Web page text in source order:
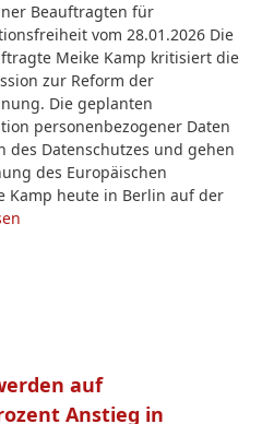
Beauftragten für
vom 28.01.2026 Die
Meike Kamp kritisiert die
zur Reform der
Die geplanten
personenbezogener Daten
des Datenschutzes und gehen
des Europäischen
Kamp heute in Berlin auf der
auf
Anstieg in